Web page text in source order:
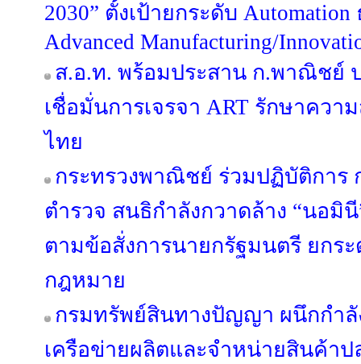
2030” ตั้งเป้ายกระดับ
Advanced Manufacturing/
ส.อ.ท. พร้อมประสาน ก.พาณิชย์
เชื่อมั่นการเจรจา ART รักษาคว
ไทย
กระทรวงพาณิชย์ ร่วมปฏิบัติการ
ตำรวจ สนธิกำลังกวาดล้าง “นอมิ
ตามข้อสั่งการนายกรัฐมนตรี ยกร
กฎหมาย
กรมทรัพย์สินทางปัญญา ผนึกกำ
เครือข่ายผลิตและจำหน่ายสินค้าป